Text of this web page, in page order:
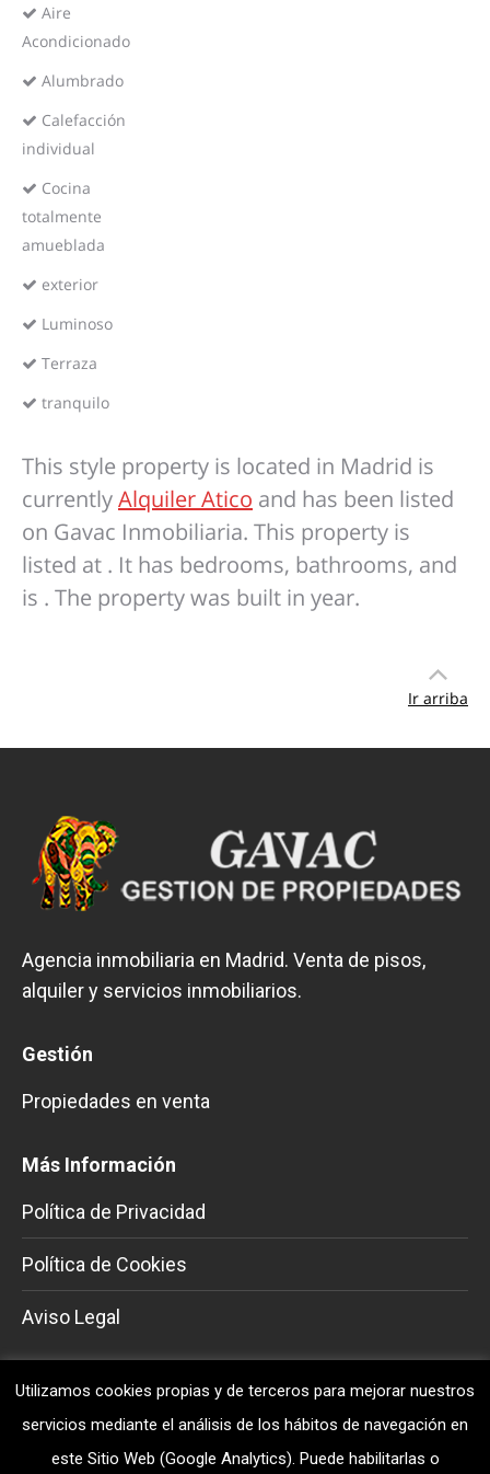
Aire
Acondicionado
Alumbrado
Calefacción
individual
Cocina
totalmente
amueblada
exterior
Luminoso
Terraza
tranquilo
This style property is located in Madrid is
currentlyAlquiler Atico and has been listed
on Gavac Inmobiliaria. This property is
listed at . It has bedrooms, bathrooms, and
is . The property was built in year.
Ir arriba
Agencia inmobiliaria en Madrid. Venta de pisos,
alquiler y servicios inmobiliarios.
Gestión
Propiedades en venta
Más Información
Política de Privacidad
Política de Cookies
Aviso Legal
Información de contacto
Móvil
629252496
Utilizamos cookies propias y de terceros para mejorar nuestros
servicios mediante el análisis de los hábitos de navegación en
este Sitio Web (Google Analytics). Puede habilitarlas o